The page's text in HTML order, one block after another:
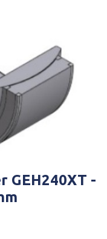
GEH240XT -